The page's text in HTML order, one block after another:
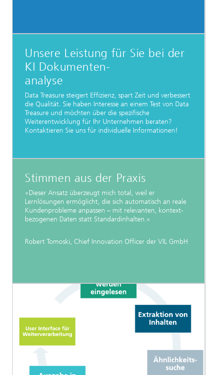
Unsere Leistung für Sie bei der
KI Dokumenten-
analyse
Data Treasure steigert Effizienz, spart Zeit und verbessert
die Qualität. Sie haben Interesse an einem Test von Data
Treasure und möchten über die spezifische
Weiterentwicklung für Ihr Unternehmen beraten?
Kontaktieren Sie uns für individuelle Informationen!
Stimmen aus der Praxis
»Dieser Ansatz überzeugt mich total, weil er
Lernlösungen ermöglicht, die sich automatisch an reale
Kundenprobleme anpassen – mit relevanten, kontext-
bezogenen Daten statt Standardinhalten.«
Robert Tomoski, Chief Innovation Officer der VIL GmbH